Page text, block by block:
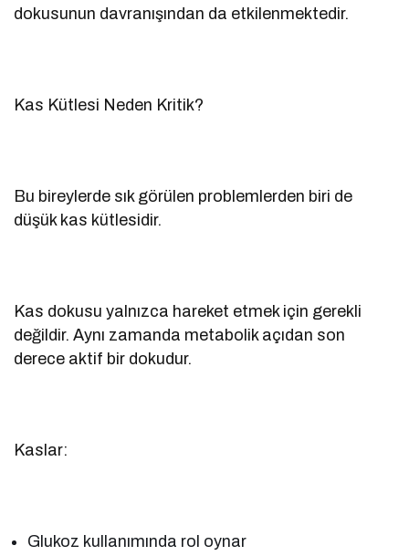
dokusunun davranışından da etkilenmektedir.
Kas Kütlesi Neden Kritik?
Bu bireylerde sık görülen problemlerden biri de
düşük kas kütlesidir.
Kas dokusu yalnızca hareket etmek için gerekli
değildir. Aynı zamanda metabolik açıdan son
derece aktif bir dokudur.
Kaslar:
Glukoz kullanımında rol oynar